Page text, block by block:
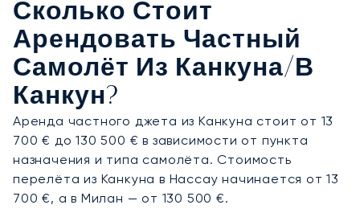
добраться до Плайя-дель-Кармен примерно за 1
час, а до Тулума — за 1 час 45 минут.
Вертолётный трансфер сокращает время в пути
до 20 и 35 минут соответственно, предлагая
премиальную альтернативу для тех, кто ценит
своё время.
Обладая двадцатилетним опытом, LunaJets
стала первым европейским брокером частной
авиации, получившим сертификат Argus®, что
подтверждает наши строгие стандарты
Сколько Стоит
Арендовать Частный
Самолёт Из Канкуна/в
Канкун?
Аренда частного джета из Канкуна стоит от 13
700 € до 130 500 € в зависимости от пункта
назначения и типа самолёта. Стоимость
перелёта из Канкуна в Нассау начинается от 13
700 €, а в Милан — от 130 500 €.